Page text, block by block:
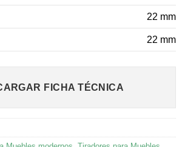
22 mm
22 mm
FICHA TÉCNICA